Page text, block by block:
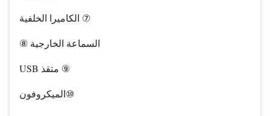
الكاميرا الخلفية ⑦
⑧ السماعة الخارجية
USB متقذ ⑨
الميكروفون⑩